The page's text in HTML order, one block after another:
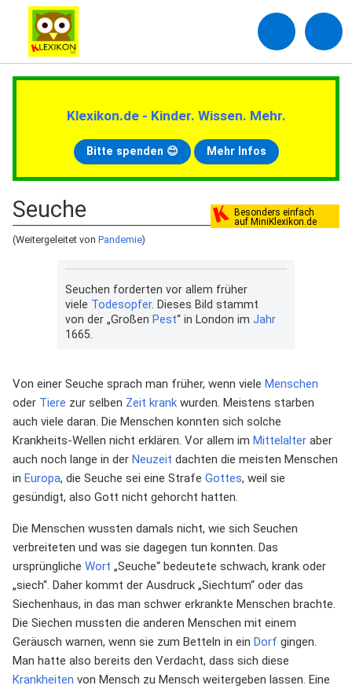
Klexikon.de - Kinder. Wissen. Mehr.
Bitte spenden 😊 Mehr Infos
Besonders einfach
auf MiniKlexikon.de
Seuche
(Weitergeleitet von Pandemie)
Seuchen forderten vor allem früher
viele Todesopfer. Dieses Bild stammt
von der „Großen Pest“ in London im Jahr
1665.
Von einer Seuche sprach man früher, wenn viele Menschen
oder Tiere zur selben Zeit krank wurden. Meistens starben
auch viele daran. Die Menschen konnten sich solche
Krankheits-Wellen nicht erklären. Vor allem im Mittelalter aber
auch noch lange in der Neuzeit dachten die meisten Menschen
in Europa, die Seuche sei eine Strafe Gottes, weil sie
gesündigt, also Gott nicht gehorcht hatten.
Die Menschen wussten damals nicht, wie sich Seuchen
verbreiteten und was sie dagegen tun konnten. Das
ursprüngliche Wort „Seuche“ bedeutete schwach, krank oder
„siech“. Daher kommt der Ausdruck „Siechtum“ oder das
Siechenhaus, in das man schwer erkrankte Menschen brachte.
Die Siechen mussten die anderen Menschen mit einem
Geräusch warnen, wenn sie zum Betteln in ein Dorf gingen.
Man hatte also bereits den Verdacht, dass sich diese
Krankheiten von Mensch zu Mensch weitergeben lassen. Eine